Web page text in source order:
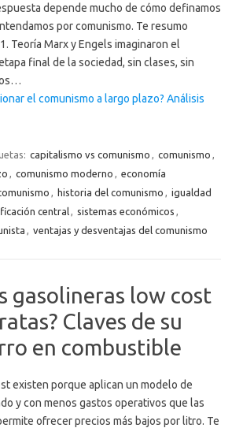
depende mucho de cómo definamos
por comunismo. Te resumo
Teoría Marx y Engels imaginaron el
final de la sociedad, sin clases, sin
el comunismo a largo plazo? Análisis
capitalismo vs comunismo , comunismo ,
, comunismo moderno , economía
, historia del comunismo , igualdad
central, sistemas económicos ,
, ventajas y desventajas del comunismo
gasolineras low cost
Claves de su
en combustible
existen porque aplican un modelo de
y con menos gastos operativos que las
ofrecer precios más bajos por litro. Te